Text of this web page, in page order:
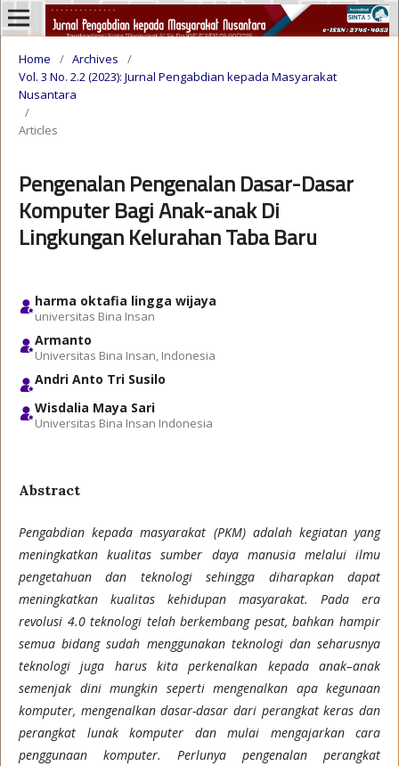
Home / Archives
/
Vol. 3 No. 2.2 (2023): Jurnal Pengabdian kepada Masyarakat
Nusantara
/
Articles
Pengenalan Pengenalan Dasar-Dasar
Komputer Bagi Anak-anak Di
Lingkungan Kelurahan Taba Baru
harma oktafia lingga wijaya
universitas Bina Insan
Armanto
Universitas Bina Insan, Indonesia
Andri Anto Tri Susilo
Wisdalia Maya Sari
Universitas Bina Insan Indonesia
Abstract
Pengabdian kepada masyarakat (PKM) adalah kegiatan yang
meningkatkan kualitas sumber daya manusia melalui ilmu
pengetahuan dan teknologi sehingga diharapkan dapat
meningkatkan kualitas kehidupan masyarakat. Pada era
revolusi 4.0 teknologi telah berkembang pesat, bahkan hampir
semua bidang sudah menggunakan teknologi dan seharusnya
teknologi juga harus kita perkenalkan kepada anak–anak
semenjak dini mungkin seperti mengenalkan apa kegunaan
komputer, mengenalkan dasar-dasar dari perangkat keras dan
perangkat lunak komputer dan mulai mengajarkan cara
penggunaan komputer. Perlunya pengenalan perangkat